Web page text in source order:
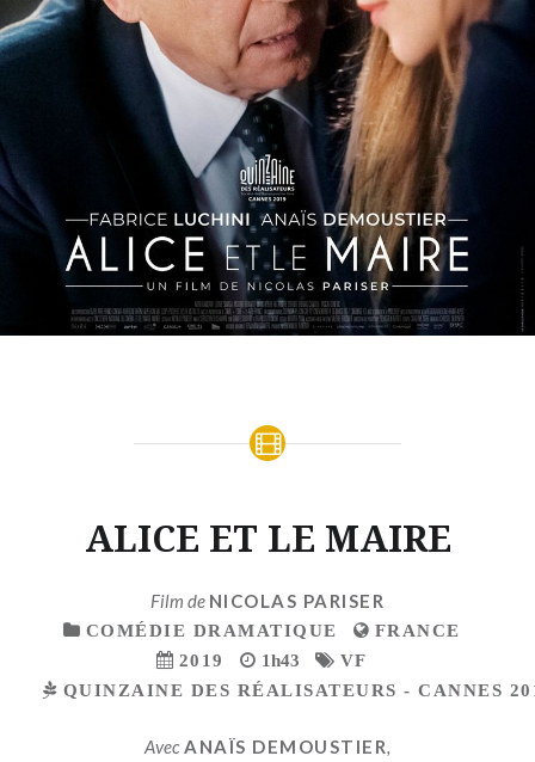
ALICE ET LE MAIRE
Film de NICOLAS PARISER
COMÉDIE DRAMATIQUE
FRANCE
2019
1h43
VF
QUINZAINE DES RÉALISATEURS - CANNES
AvecANAÏS DEMOUSTIER,